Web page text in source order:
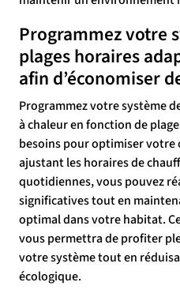
Programmez votre
plages horaires
afin d’économiser
Programmez votre système
à chaleur en fonction de
besoins pour optimiser votre
ajustant les horaires de
quotidiennes, vous pouvez
significatives tout en
optimal dans votre habitat.
vous permettra de profiter
votre système tout en
écologique.